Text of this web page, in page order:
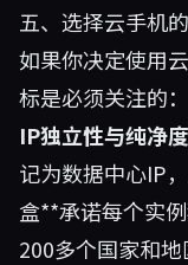
五、选择云手机
如果你决定使用
标是必须关注的：
IP独立性与纯净度
记为数据中心IP
盒**承诺每个实
200多个国家和地